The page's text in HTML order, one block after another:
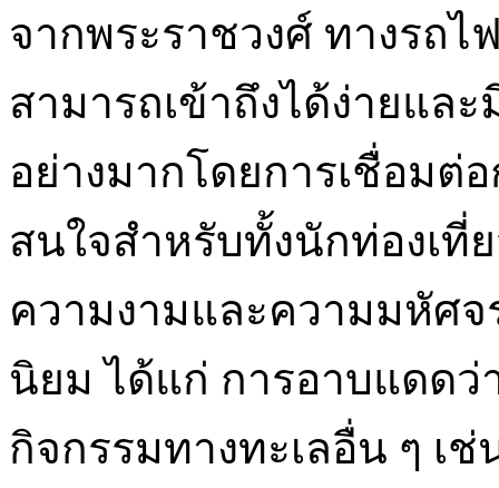
จากพระราชวงศ์ ทางรถ
สามารถเข้าถึงได้ง่ายแล
อย่างมากโดยการเชื่อมต่
สนใจสำหรับทั้งนักท่องเที่
ความงามและความมหัศจ
นิยม ได้แก่ การอาบแดดว่
กิจกรรมทางทะเลอื่น ๆ เ